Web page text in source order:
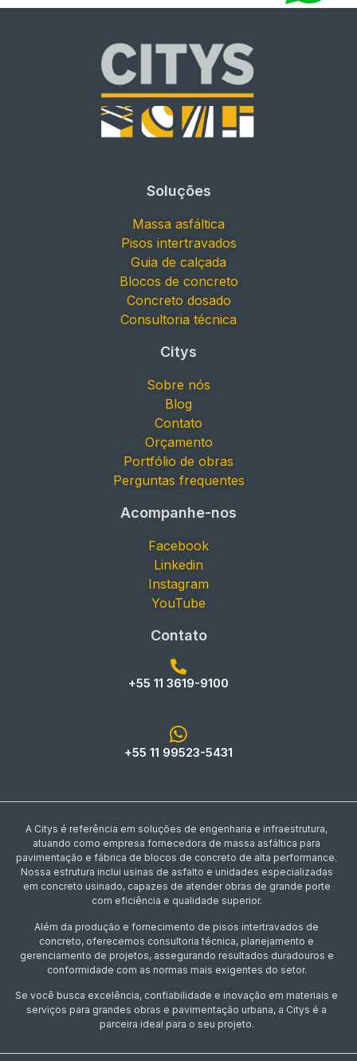
Soluções
Massa asfáltica
Pisos intertravados
Guia de calçada
Blocos de concreto
Concreto dosado
Consultoria técnica
Citys
Sobre nós
Blog
Contato
Orçamento
Portfólio de obras
Perguntas frequentes
Acompanhe-nos
Facebook
Linkedin
Instagram
YouTube
Contato
+55 11 3619-9100
+55 11 99523-5431
A Citys é referência em soluções de engenharia e infraestrutura,
atuando como empresa fornecedora de massa asfáltica para
pavimentação e fábrica de blocos de concreto de alta performance.
Nossa estrutura inclui usinas de asfalto e unidades especializadas
em concreto usinado, capazes de atender obras de grande porte
com eficiência e qualidade superior.
Além da produção e fornecimento de pisos intertravados de
concreto, oferecemos consultoria técnica, planejamento e
gerenciamento de projetos, assegurando resultados duradouros e
conformidade com as normas mais exigentes do setor.
Se você busca excelência, confiabilidade e inovação em materiais e
serviços para grandes obras e pavimentação urbana, a Citys é a
parceira ideal para o seu projeto.